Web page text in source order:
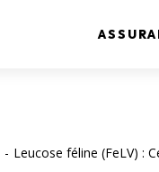
Leucose féline (FeLV) :